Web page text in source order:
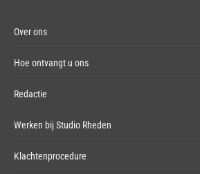
Over ons
Hoe ontvangt u ons
Redactie
Werken bij Studio Rheden
Klachtenprocedure